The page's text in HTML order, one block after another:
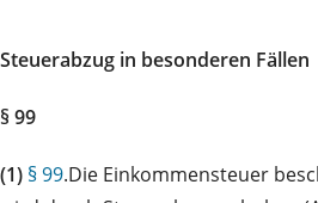
Steuerabzug in besonderen Fällen
§ 99
(1) § 99.Die Einkommensteuer